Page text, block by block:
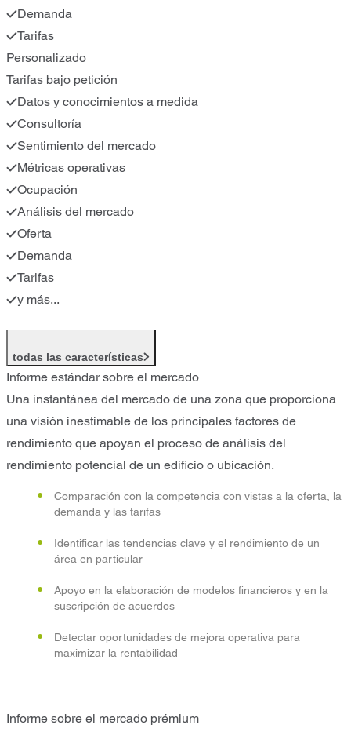
Demanda
Tarifas
Personalizado
Tarifas bajo petición
Datos y conocimientos a medida
Consultoría
Sentimiento del mercado
Métricas operativas
Ocupación
Análisis del mercado
Oferta
Demanda
Tarifas
y más...
todas las características
Informe estándar sobre el mercado
Una instantánea del mercado de una zona que proporciona
una visión inestimable de los principales factores de
rendimiento que apoyan el proceso de análisis del
rendimiento potencial de un edificio o ubicación.
Comparación con la competencia con vistas a la oferta, la
demanda y las tarifas
Identificar las tendencias clave y el rendimiento de un
área en particular
Apoyo en la elaboración de modelos financieros y en la
suscripción de acuerdos
Detectar oportunidades de mejora operativa para
maximizar la rentabilidad
Informe sobre el mercado prémium